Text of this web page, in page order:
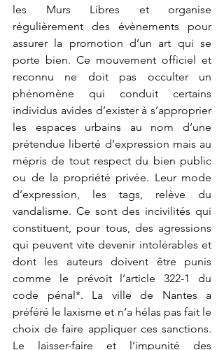
les Murs Libres et organise
régulièrement des évènements pour
assurer la promotion d’un art qui se
porte bien. Ce mouvement officiel et
reconnu ne doit pas occulter un
phénomène qui conduit certains
individus avides d’exister à s’approprier
les espaces urbains au nom d’une
prétendue liberté d’expression mais au
mépris de tout respect du bien public
ou de la propriété privée. Leur mode
d’expression, les tags, relève du
vandalisme. Ce sont des incivilités qui
constituent, pour tous, des agressions
qui peuvent vite devenir intolérables et
dont les auteurs doivent être punis
comme le prévoit l’article 322-1 du
code pénal*. La ville de Nantes a
préféré le laxisme et n’a hélas pas fait le
choix de faire appliquer ces sanctions.
Le laisser-faire et l’impunité des